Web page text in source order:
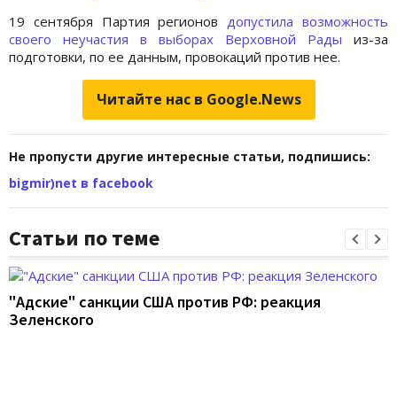
19 сентября Партия регионовдопустила возможность
своего неучастия в выборах Верховной Рады из-за
подготовки, по ее данным, провокаций против нее.
Читайте нас в Google.News
Не пропусти другие интересные статьи, подпишись:
bigmir)net в facebook
Статьи по теме
"Адские" санкции США против РФ: реакция
Зеленского